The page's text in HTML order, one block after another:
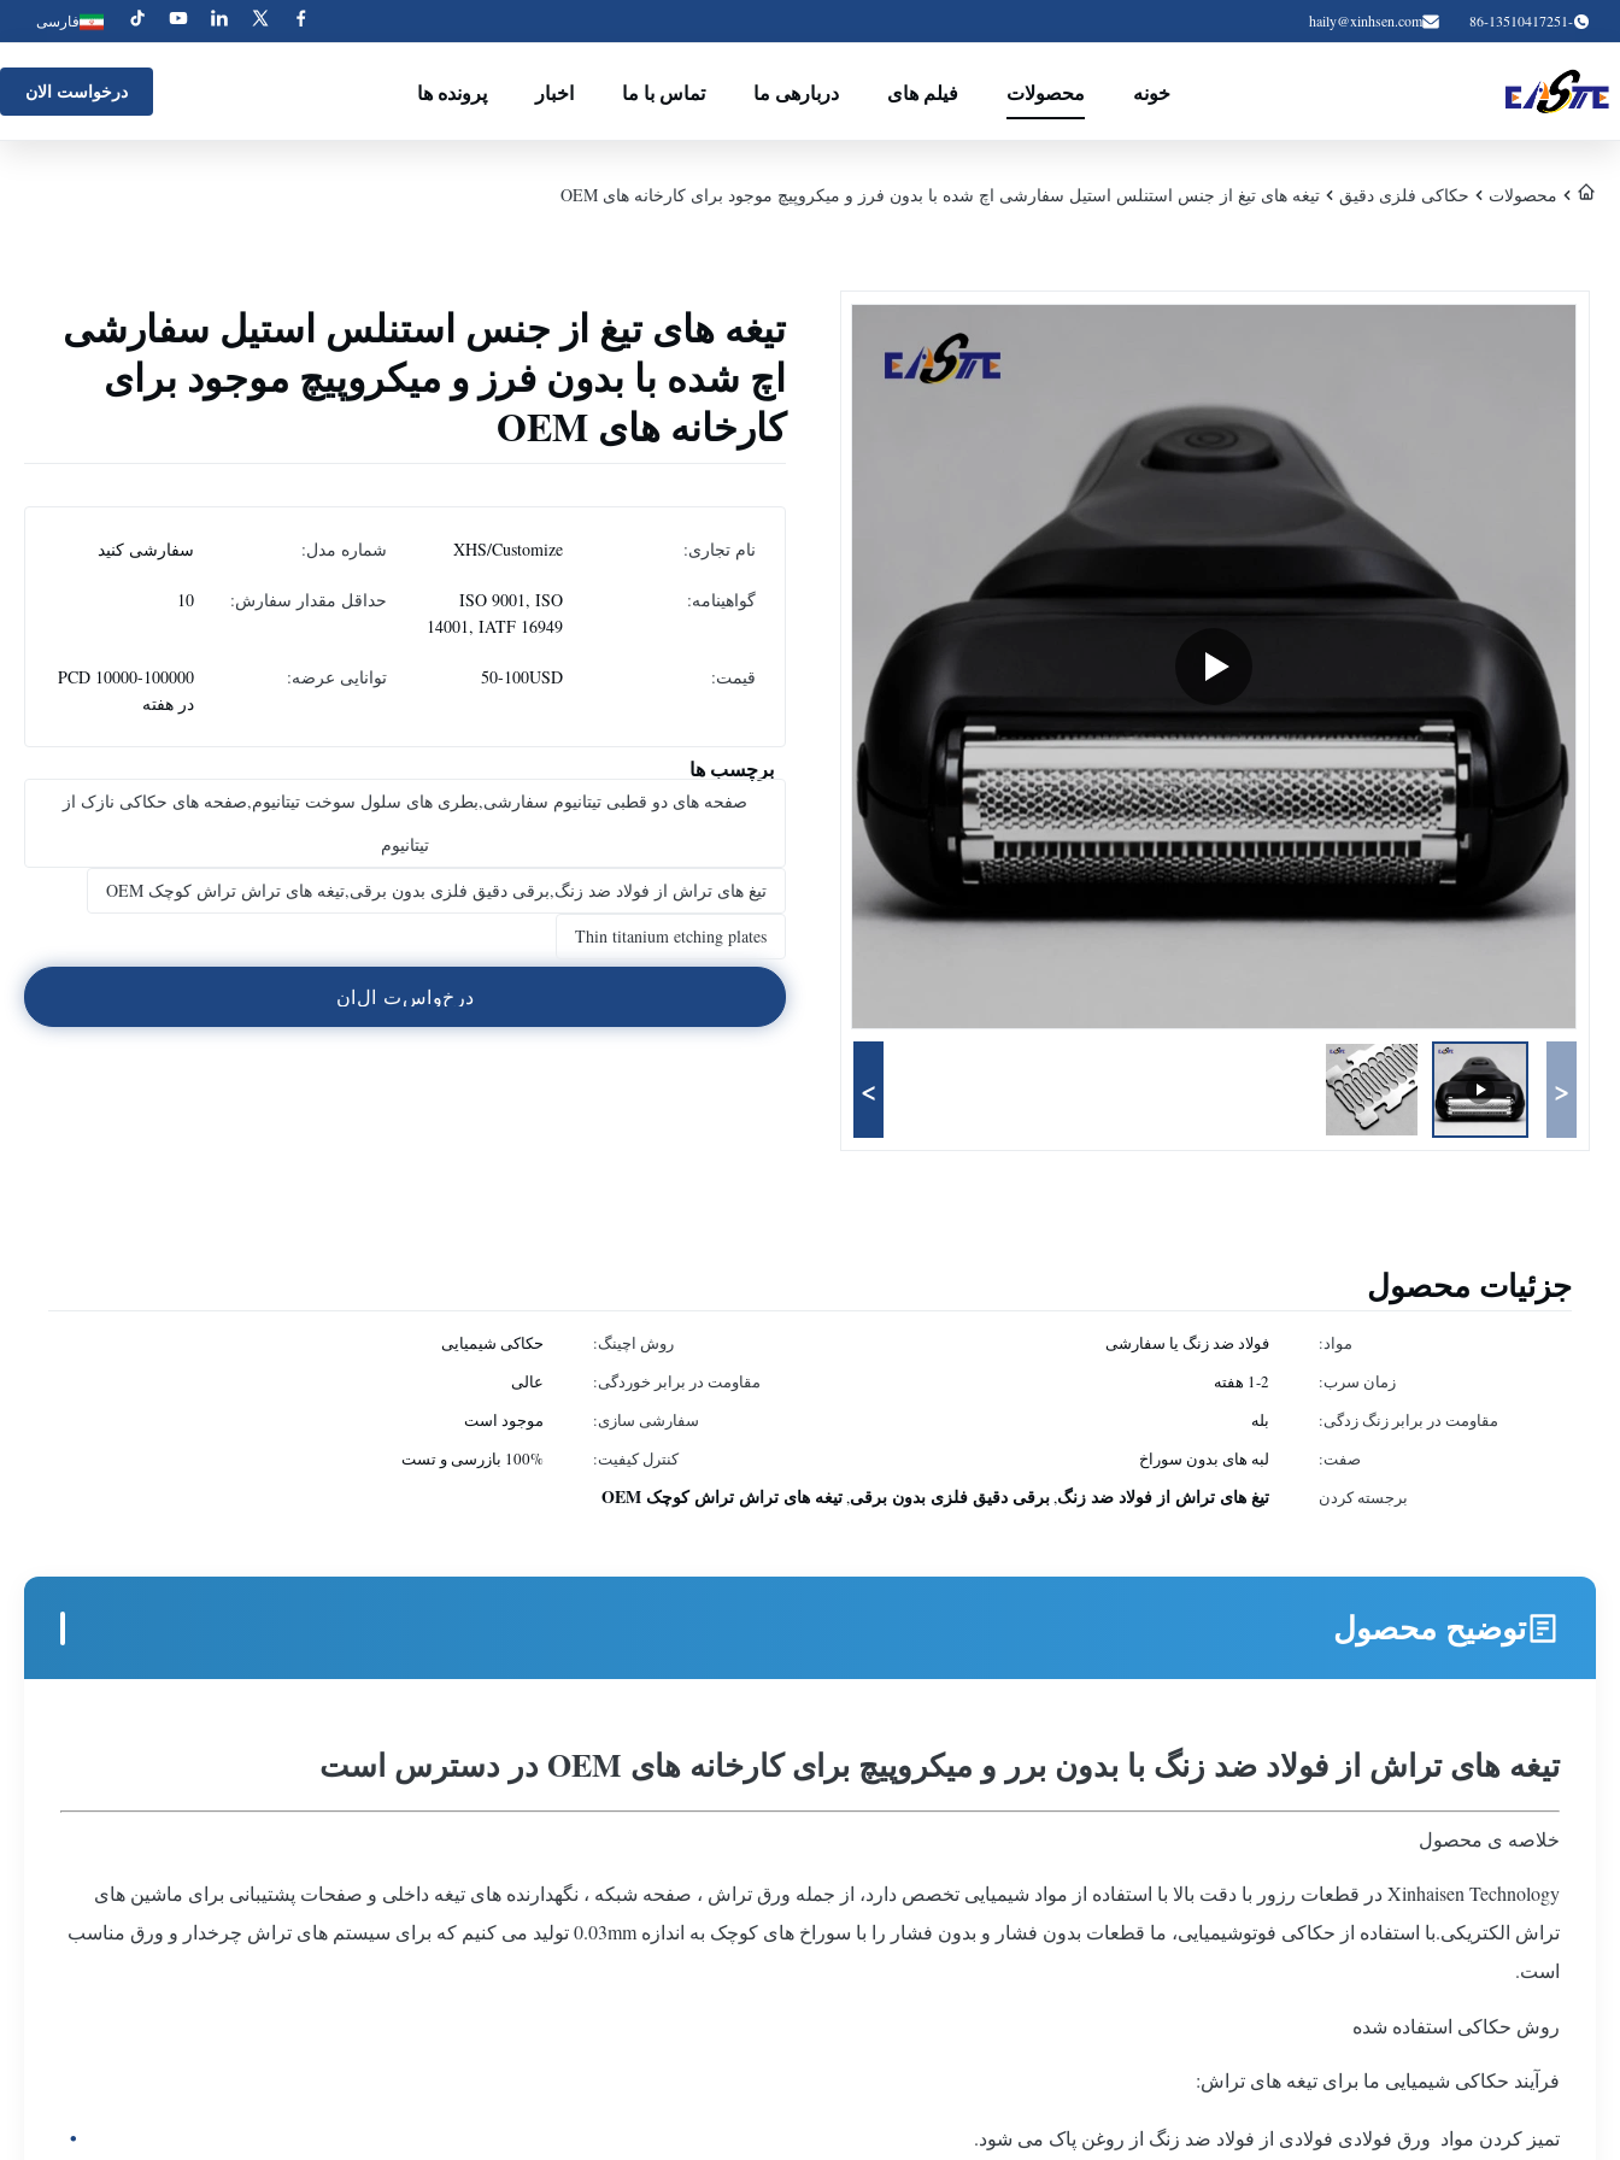
-86-13510417251
haily@xinhsen.com فارسی
خونه محصولات فیلم های دربارهی ما تماس با ما اخبار پرونده ها درخواست الان
محصولات حکاکی فلزی دقیق تیغه های تیغ از جنس استنلس استیل سفارشی اچ شده با بدون فرز و میکروپیچ موجود برای کارخانه های OEM
<
>
تیغه های تیغ از جنس استنلس استیل سفارشی
اچ شده با بدون فرز و میکروپیچ موجود برای
کارخانه های OEM
نام تجاری: XHS/Customize شماره مدل: سفارشی کنید
گواهینامه:
ISO 9001, ISO
14001, IATF 16949
حداقل مقدار سفارش: 10
قیمت: 50-100USD توانایی عرضه:
10000-100000 PCD
در هفته
برچسب ها
صفحه های دو قطبی تیتانیوم سفارشی,بطری های سلول سوخت تیتانیوم,صفحه های حکاکی نازک از
تیتانیوم
تیغ های تراش از فولاد ضد زنگ,برقی دقیق فلزی بدون برقی,تیغه های تراش تراش کوچک OEM
Thin titanium etching plates
در خواست الان
جزئیات محصول
مواد: فولاد ضد زنگ یا سفارشی روش اچینگ:
حکاکی شیمیایی
زمان سرب:
1-2 هفته مقاومت در برابر خوردگی:
عالی
مقاومت در برابر زنگ زدگی:
بله سفارشی سازی:
موجود است
صفت:
لبه های بدون سوراخ کنترل کیفیت:
100% بازرسی و تست
برجسته کردن
تیغ های تراش از فولاد ضد زنگ,برقی دقیق فلزی بدون برقی,تیغه های تراش تراش کوچک OEM
توضیح محصول
تیغه های تراش از فولاد ضد زنگ با بدون برر و میکروپیچ برای کارخانه های OEM در دسترس است
خلاصه ی محصول
Xinhaisen Technology در قطعات رزور با دقت بالا با استفاده از مواد شیمیایی تخصص دارد، از جمله ورق تراش ، صفحه شبکه ، نگهدارنده های تیغه داخلی و صفحات پشتیبانی برای ماشین های
تراش الکتریکی.با استفاده از حکاکی فوتوشیمیایی، ما قطعات بدون فشار و بدون فشار را با سوراخ های کوچک به اندازه 0.03mm تولید می کنیم که برای سیستم های تراش چرخدار و ورق مناسب
است.
روش حکاکی استفاده شده
فرآیند حکاکی شیمیایی ما برای تیغه های تراش:
تمیز کردن مواد ️ ورق فولادی فولادی از فولاد ضد زنگ از روغن پاک می شود.